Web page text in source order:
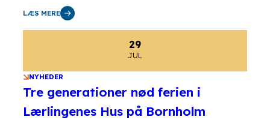
LÆS MERE
29
JUL
NYHEDER
Tre generationer nød ferien i
Lærlingenes Hus på Bornholm